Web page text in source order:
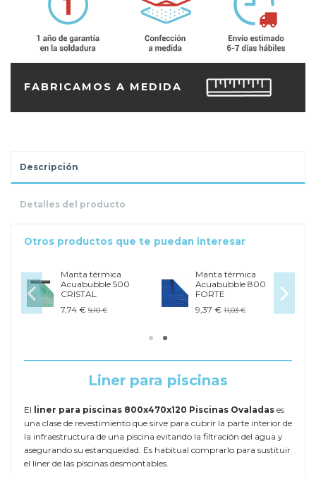
FABRICAMOS A MEDIDA
Descripción
Detalles del producto
Otros productos que te puedan interesar
Manta térmica
Acuabubble 500
CRISTAL
7,74 € 9,10 €
Manta térmica
Acuabubble 800
FORTE
9,37 € 11,03 €
Liner para piscinas
El liner para piscinas 800x470x120 Piscinas Ovaladas es
una clase de revestimiento que sirve para cubrir la parte interior de
la infraestructura de una piscina evitando la filtración del agua y
asegurando su estanqueidad. Es habitual comprarlo para sustituir
el liner de las piscinas desmontables.